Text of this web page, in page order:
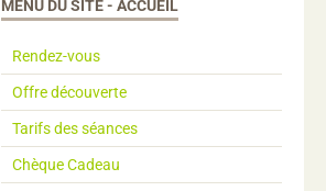
MENU DU SITE - ACCUEIL
Rendez-vous
Offre découverte
Tarifs des séances
Chèque Cadeau